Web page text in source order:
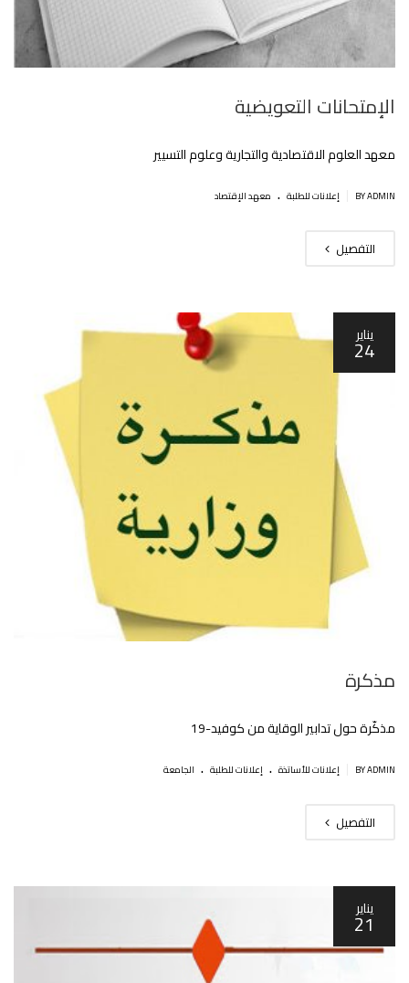
الإمتحانات التعويضية
معهد العلوم الاقتصادية والتجارية وعلوم التسيير
BY ADMIN إعلانات للطلبة . معهد الإقتصاد
التفصيل
يناير
24
مذكرة
مذكّرة حول تدابير الوقاية من كوفيد-19
BY ADMIN إعلانات للأساتذة . إعلانات للطلبة . الجامعة
التفصيل
يناير
21